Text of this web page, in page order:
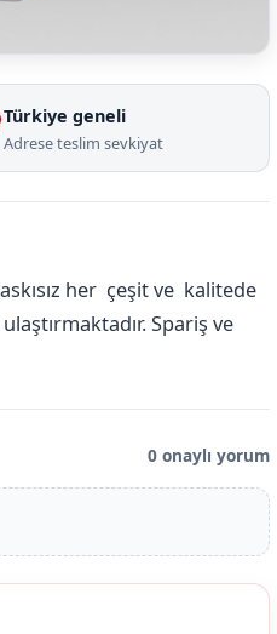
Türkiye geneli
Adrese teslim sevkiyat
her çeşit ve kalitede
Spariş ve
0 onaylı yorum